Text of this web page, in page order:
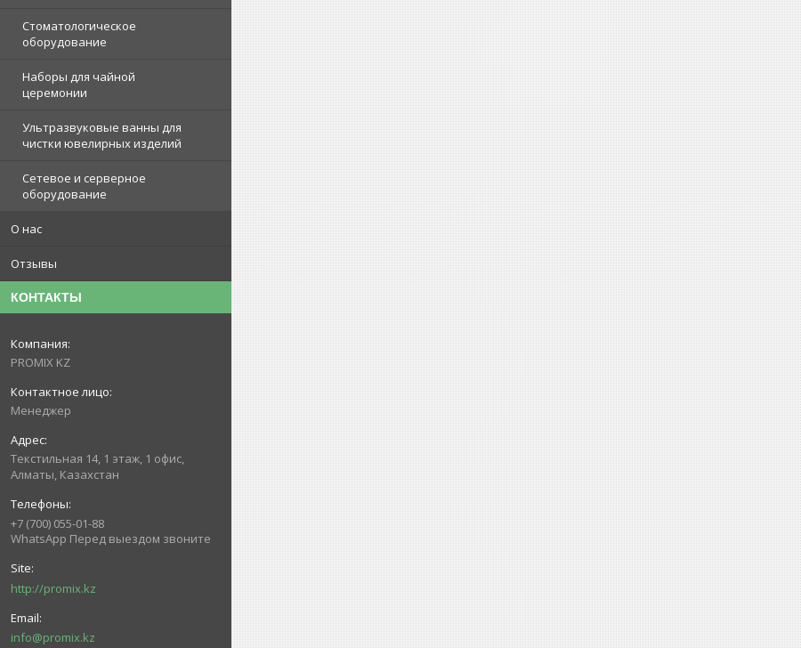
Стоматологическое
оборудование
Наборы для чайной
церемонии
Ультразвуковые ванны для
чистки ювелирных изделий
Сетевое и серверное
оборудование
О нас
Отзывы
КОНТАКТЫ
PROMIX KZ
Менеджер
Текстильная 14, 1 этаж, 1 офис,
Алматы, Казахстан
+7 (700) 055-01-88
WhatsApp Перед выездом звоните
http://promix.kz
info@promix.kz